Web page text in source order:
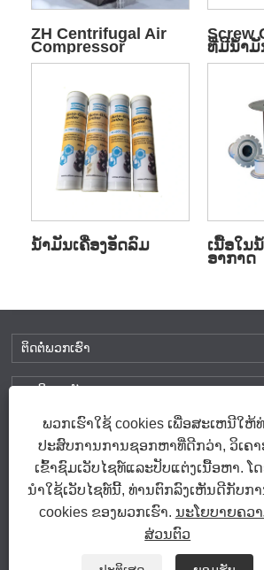
ZH Centrifugal Air
Compressor
Screw
ທີ່ມີນ້ໍາມັ
ນ້ຳມັນເຄື່ອງອັດລົມ ເນື້ອໃນ
ອາກາດ
ຕິດ​ຕໍ່​ພວກ​ເຮົາ
ຜະລິດຕະພັນ
ຊອກຫາພວກເຮົາໃນສື່ສັງຄົມ
ລິ້ງຄ໌|Sitemap|RSS|XML
Privacy Policy
ສະຫງວນລິຂະສິດ © 2025 Dechuan Compressor
ພວກເຮົາໃຊ້ cookies ເພື່ອສະເຫນີໃຫ້
ປະສົບການການຊອກຫາທີ່ດີກວ່າ, ວິເຄ
ເຂົ້າຊົມເວັບໄຊທ໌ແລະປັບແຕ່ງເນື້ອຫາ. ໂ
ນໍາໃຊ້ເວັບໄຊທ໌ນີ້, ທ່ານຕົກລົງເຫັນດີກັບກ
cookies ຂອງພວກເຮົາ. ນະໂຍບາຍຄວ
ສ່ວນຕົວ